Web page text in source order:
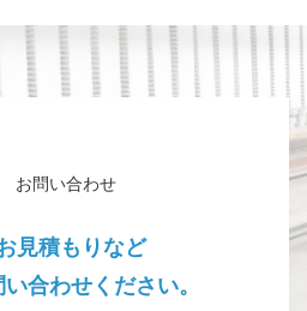
お問い合わせ
見積もりなど
合わせください。